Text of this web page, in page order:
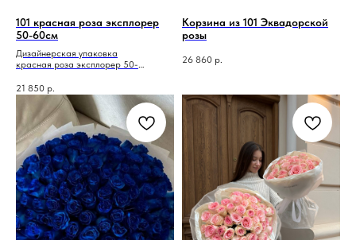
101 красная роза эксплорер
50-60см
Дизайнерская упаковка
красная роза эксплорер 50-
21 850 р.
Корзина из 101 Эквадорской
розы
26 860 р.